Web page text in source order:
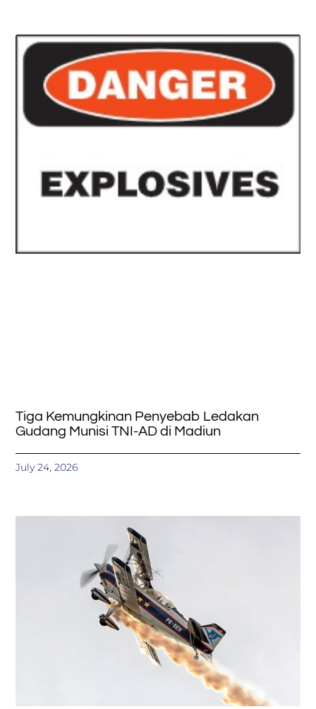
Tiga Kemungkinan Penyebab Ledakan
Gudang Munisi TNI-AD di Madiun
July 24, 2026